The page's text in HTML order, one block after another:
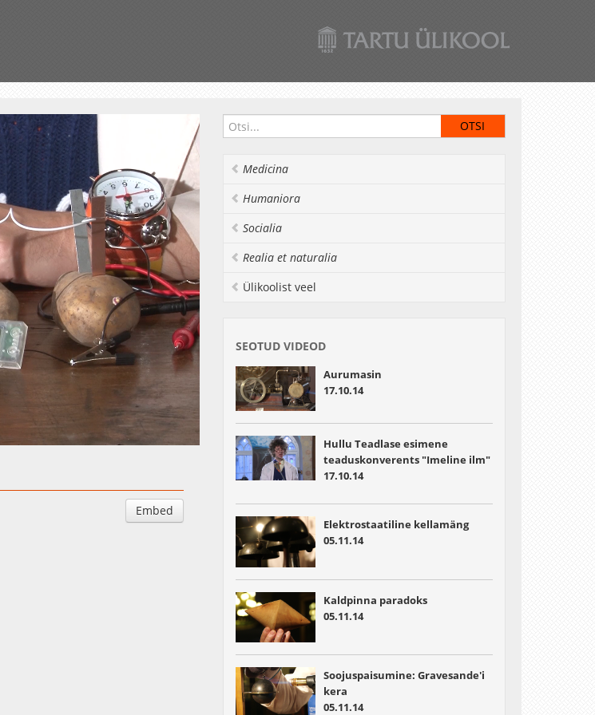
Esituskiirused
Auto
Embed
Medicina
Humaniora
Socialia
Realia et naturalia
Ülikoolist veel
SEOTUD VIDEOD
Aurumasin
17.10.14
Hullu Teadlase esimene
teaduskonverents "Imeline ilm"
17.10.14
Elektrostaatiline kellamäng
05.11.14
Kaldpinna paradoks
05.11.14
Soojuspaisumine: Gravesande'i
kera
05.11.14